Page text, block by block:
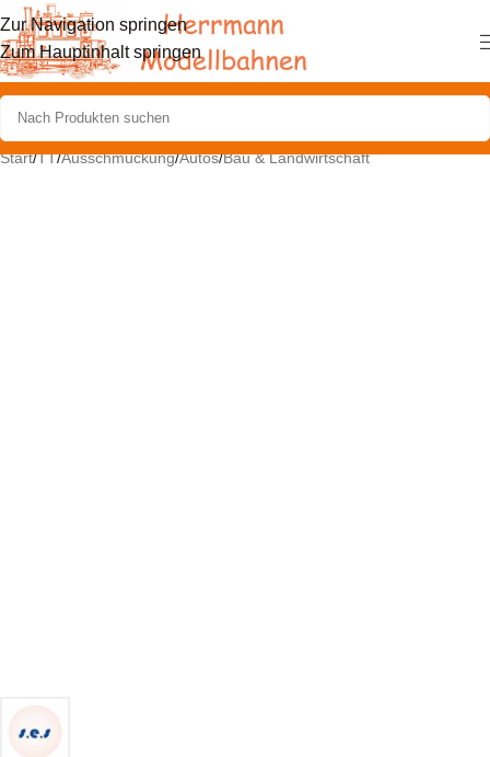
Zur Navigation springen
Zum Hauptinhalt springen
Start/TT/Ausschmückung/Autos/Bau & Landwirtschaft